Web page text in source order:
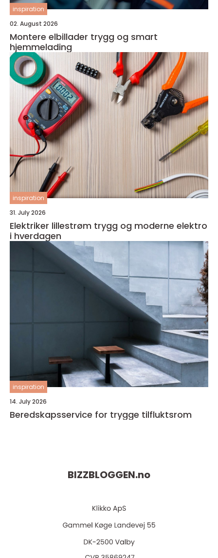
inspiration
02. August 2026
Montere elbillader trygg og smart
hjemmelading
inspiration
31. July 2026
Elektriker lillestrøm trygg og moderne elektro
i hverdagen
inspiration
14. July 2026
Beredskapsservice for trygge tilfluktsrom
BIZZBLOGGEN.no